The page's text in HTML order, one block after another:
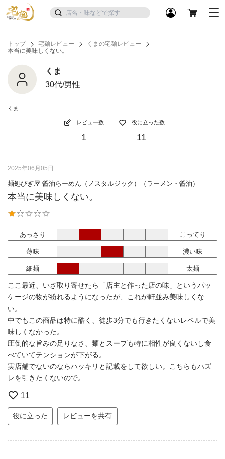
トップ 宅麺レビュー
くまの宅麺レビュー
本当に美味しくない。
くま
30代/男性
くま
レビュー数
1
役に立った数
11
2025年06月05日
麺処びぎ屋 醤油らーめん（ノスタルジック）（ラーメン・醤油）
本当に美味しくない。
あっさり こってり
薄味 濃い味
細麺 太麺
ここ最近、いざ取り寄せたら「店主と作った店の味」というパッ
ケージの物が紛れるようになったが、これが軒並み美味しくな
い。
中でもこの商品は特に酷く、徒歩3分でも行きたくないレベルで美
味しくなかった。
圧倒的な旨みの足りなさ、麺とスープも特に相性が良くないし食
べていてテンションが下がる。
実店舗でないのならハッキリと記載をして欲しい。こちらもハズ
レを引きたくないので。
11
役に立った レビューを共有